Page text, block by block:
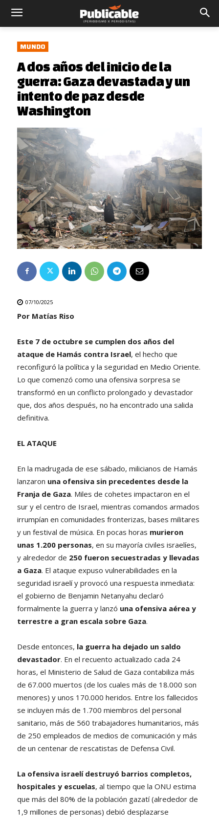
MUNDO
A dos años del inicio de la
guerra: Gaza devastada y un
intento de paz desde
Washington
07/10/2025
Por Matías Riso
Este 7 de octubre se cumplen dos años del
ataque de Hamás contra Israel, el hecho que
reconfiguró la política y la seguridad en Medio Oriente.
Lo que comenzó como una ofensiva sorpresa se
transformó en un conflicto prolongado y devastador
que, dos años después, no ha encontrado una salida
definitiva.
EL ATAQUE
En la madrugada de ese sábado, milicianos de Hamás
lanzaron una ofensiva sin precedentes desde la
Franja de Gaza. Miles de cohetes impactaron en el
sur y el centro de Israel, mientras comandos armados
irrumpían en comunidades fronterizas, bases militares
y un festival de música. En pocas horas murieron
unas 1.200 personas, en su mayoría civiles israelíes,
y alrededor de 250 fueron secuestradas y llevadas
a Gaza. El ataque expuso vulnerabilidades en la
seguridad israelí y provocó una respuesta inmediata:
el gobierno de Benjamin Netanyahu declaró
formalmente la guerra y lanzó una ofensiva aérea y
terrestre a gran escala sobre Gaza.
Desde entonces, la guerra ha dejado un saldo
devastador. En el recuento actualizado cada 24
horas, el Ministerio de Salud de Gaza contabiliza más
de 67.000 muertos (de los cuales más de 18.000 son
menores) y unos 170.000 heridos. Entre los fallecidos
se incluyen más de 1.700 miembros del personal
sanitario, más de 560 trabajadores humanitarios, más
de 250 empleados de medios de comunicación y más
de un centenar de rescatistas de Defensa Civil.
La ofensiva israelí destruyó barrios completos,
hospitales y escuelas, al tiempo que la ONU estima
que más del 80% de la población gazatí (alrededor de
1,9 millones de personas) debió desplazarse